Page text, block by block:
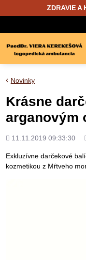
ZDRAVIE A
Novinky
Krásne
arganovým
Pridané
11.11.2019 09:33:30
Exkluzívne darčekové
kozmetikou z Mŕtveho